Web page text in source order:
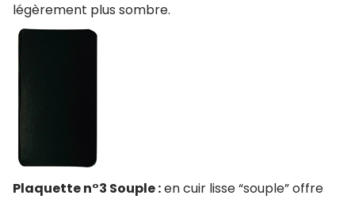
légèrement plus sombre.
Plaquette n°3 Souple :en cuir lisse “souple” offre